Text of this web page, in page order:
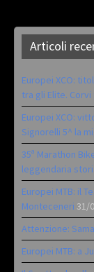
Articoli
Europei XCO:
tra gli Elite.
Europei XCO:
Signorelli 5^ la
35ª Marathon
leggendaria
Europei MTB: il
Monteceneri 31/
Attenzione:
Europei MTB: a